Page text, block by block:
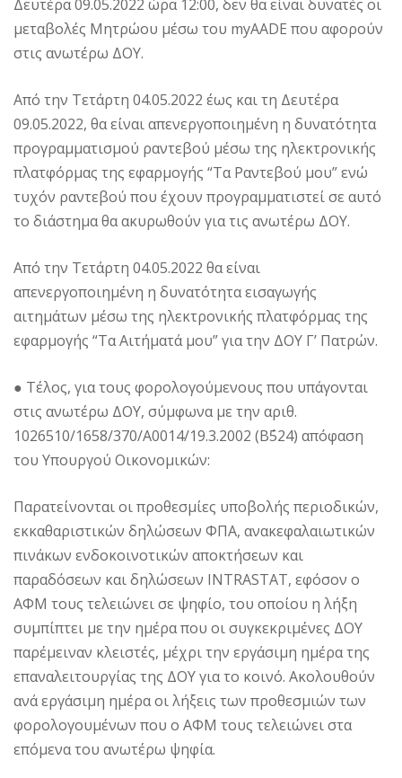
Δευτέρα 09.05.2022 ώρα 12:00, δεν θα είναι δυνατές οι
μεταβολές Μητρώου μέσω του myAADE που αφορούν
στις ανωτέρω ΔΟΥ.
Από την Τετάρτη 04.05.2022 έως και τη Δευτέρα
09.05.2022, θα είναι απενεργοποιημένη η δυνατότητα
προγραμματισμού ραντεβού μέσω της ηλεκτρονικής
πλατφόρμας της εφαρμογής “Τα Ραντεβού μου” ενώ
τυχόν ραντεβού που έχουν προγραμματιστεί σε αυτό
το διάστημα θα ακυρωθούν για τις ανωτέρω ΔΟΥ.
Από την Τετάρτη 04.05.2022 θα είναι
απενεργοποιημένη η δυνατότητα εισαγωγής
αιτημάτων μέσω της ηλεκτρονικής πλατφόρμας της
εφαρμογής “Τα Αιτήματά μου” για την ΔΟΥ Γ’ Πατρών.
● Τέλος, για τους φορολογούμενους που υπάγονται
στις ανωτέρω ΔΟΥ, σύμφωνα με την αριθ.
1026510/1658/370/Α0014/19.3.2002 (Β΄524) απόφαση
του Υπουργού Οικονομικών:
Παρατείνονται οι προθεσμίες υποβολής περιοδικών,
εκκαθαριστικών δηλώσεων ΦΠΑ, ανακεφαλαιωτικών
πινάκων ενδοκοινοτικών αποκτήσεων και
παραδόσεων και δηλώσεων INTRASTAT, εφόσον ο
ΑΦΜ τους τελειώνει σε ψηφίο, του οποίου η λήξη
συμπίπτει με την ημέρα που οι συγκεκριμένες ΔΟΥ
παρέμειναν κλειστές, μέχρι την εργάσιμη ημέρα της
επαναλειτουργίας της ΔΟΥ για το κοινό. Ακολουθούν
ανά εργάσιμη ημέρα οι λήξεις των προθεσμιών των
φορολογουμένων που ο ΑΦΜ τους τελειώνει στα
επόμενα του ανωτέρω ψηφία.